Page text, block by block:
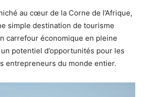
au cœur de la Corne de l’Afrique,
simple destination de tourisme
carrefour économique en pleine
potentiel d’opportunités pour les
entrepreneurs du monde entier.